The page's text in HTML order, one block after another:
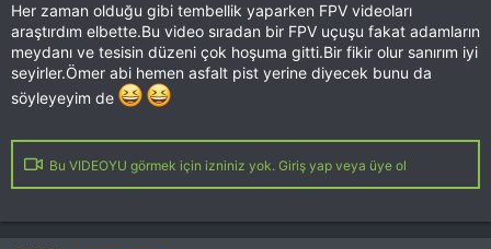
Her zaman olduğu gibi tembellik yaparken FPV videoları
araştırdım elbette.Bu video sıradan bir FPV uçuşu fakat adamların
meydanı ve tesisin düzeni çok hoşuma gitti.Bir fikir olur sanırım iyi
seyirler.Ömer abi hemen asfalt pist yerine diyecek bunu da
söyleyeyim de
Bu VIDEOYU görmek için izniniz yok. Giriş yap veya üye ol